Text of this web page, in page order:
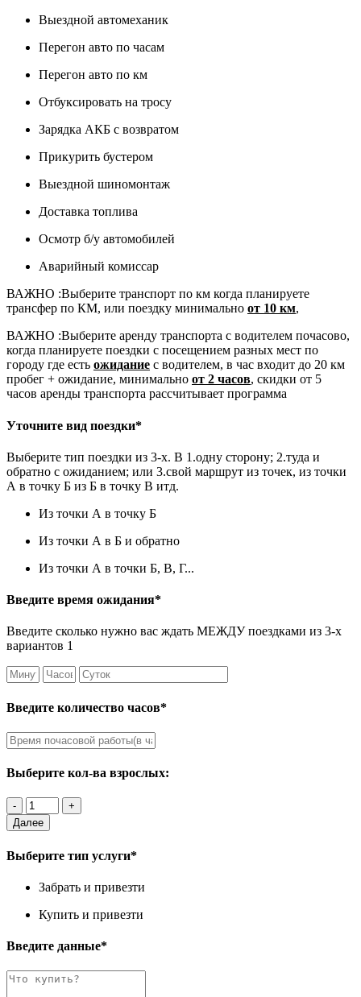
Выездной автомеханик
Перегон авто по часам
Перегон авто по км
Отбуксировать на тросу
Зарядка АКБ с возвратом
Прикурить бустером
Выездной шиномонтаж
Доставка топлива
Осмотр б/у автомобилей
Аварийный комиссар
ВАЖНО :Выберите транспорт по км когда планируете
трансфер по КМ, или поездку минимально от 10 км,
ВАЖНО :Выберите аренду транспорта с водителем почасово,
когда планируете поездки с посещением разных мест по
городу где есть ожидание с водителем, в час входит до 20 км
пробег + ожидание, минимально от 2 часов, скидки от 5
часов аренды транспорта рассчитывает программа
Уточните вид поездки*
Выберите тип поездки из 3-х. В 1.одну сторону; 2.туда и
обратно с ожиданием; или 3.свой маршрут из точек, из точки
А в точку Б из Б в точку В итд.
Из точки А в точку Б
Из точки А в Б и обратно
Из точки А в точки Б, В, Г...
Введите время ожидания*
Введите сколько нужно вас ждать МЕЖДУ поездками из 3-х
вариантов 1
Введите количество часов*
Выберите кол-ва взрослых:
Далее
Выберите тип услуги*
Забрать и привезти
Купить и привезти
Введите данные*